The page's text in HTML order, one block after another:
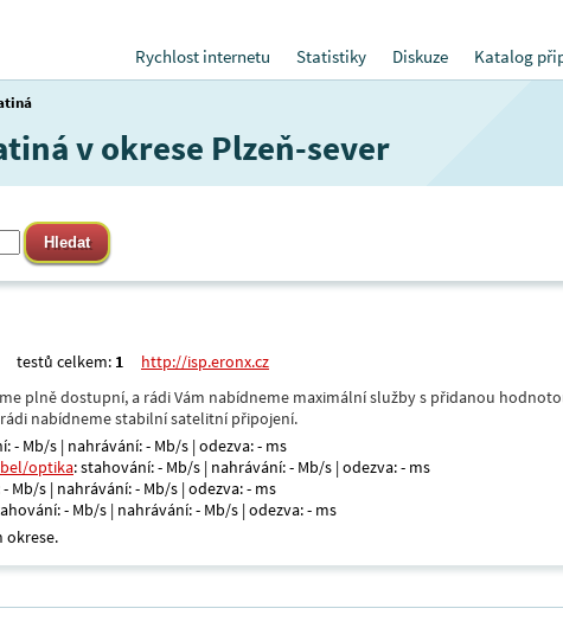
Rychlost internetu
Statistiky Diskuze Katalog
v okrese Plzeň-sever
testů celkem: 1
http://isp.eronx.cz
plně dostupní, a rádi Vám nabídneme maximální služby s přidanou
nabídneme stabilní satelitní připojení.
- Mb/s | nahrávání: - Mb/s | odezva: - ms
optika: stahování: - Mb/s | nahrávání: - Mb/s | odezva: - ms
Mb/s | nahrávání: - Mb/s | odezva: - ms
- Mb/s | nahrávání: - Mb/s | odezva: - ms
okrese.